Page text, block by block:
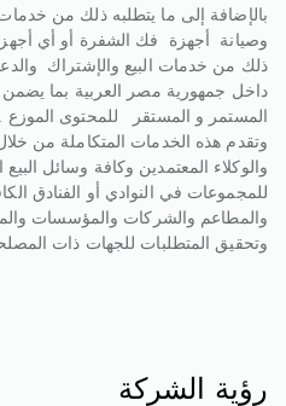
بالإضافة إلى ما يتطلبه ذلك من
وصيانة أجهزة فك الشفرة أو أي
ذلك من خدمات البيع والإشتراك
داخل جمهورية مصر العربية بما يضمن
المستمر و المستقر للمحتوى الموزع .
وتقدم هذه الخدمات المتكاملة من
والوكلاء المعتمدين وكافة وسائل
للمجموعات في النوادي أو الفنادق
والمطاعم والشركات والمؤسسات
وتحقيق المتطلبات للجهات ذات
رؤية الشركة